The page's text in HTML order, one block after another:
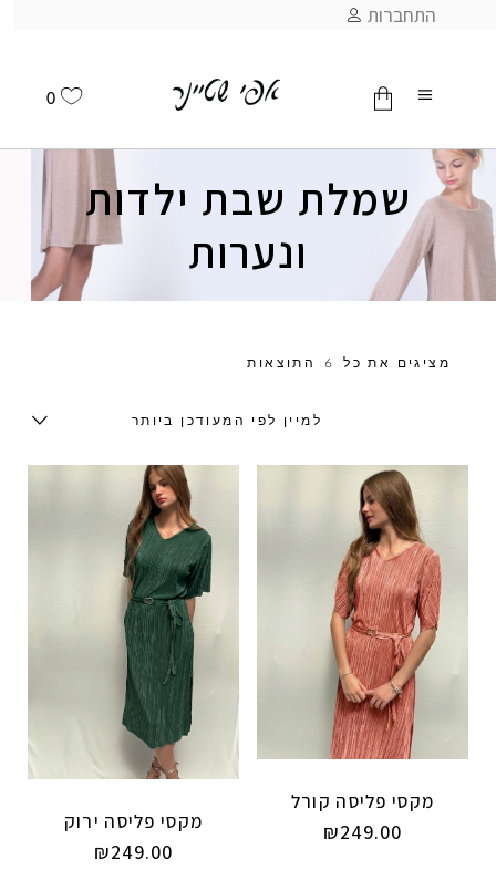
התחברות
0
אין מוצרים בסל
שמלת שבת ילדות
ונערות
מציגים את כל ⁦6⁩ התוצאות
למיין לפי המעודכן ביותר
מקסי פליסה קורל
₪249.00 מקסי פליסה ירוק
₪249.00